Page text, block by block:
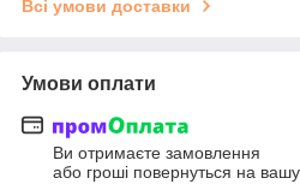
Всі умови доставки
Умови оплати
Ви отримаєте замовлення
або гроші повернуться на вашу